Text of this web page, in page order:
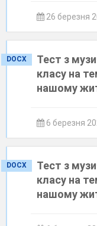
26 березня
DOCX
Тест з
класу на
нашому
6 березня
DOCX
Тест з
класу на
нашому